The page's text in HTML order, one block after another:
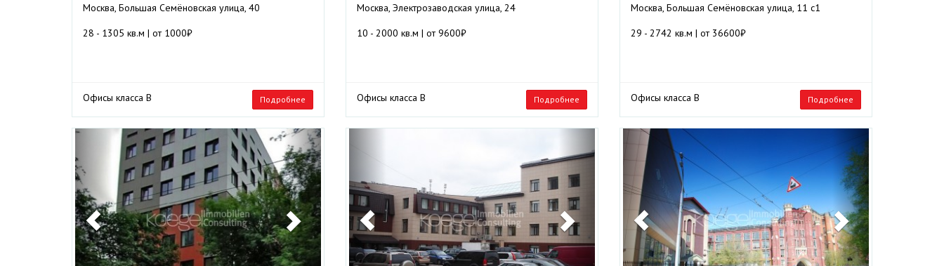
Москва, Большая Семёновская улица, 40
28 - 1305 кв.м | от 1000₽
Офисы класса B Подробнее
Москва, Электрозаводская улица, 24
10 - 2000 кв.м | от 9600₽
Офисы класса B Подробнее
Москва, Большая Семёновская улица, 11 с1
29 - 2742 кв.м | от 36600₽
Офисы класса B Подробнее
Previous Next Previous